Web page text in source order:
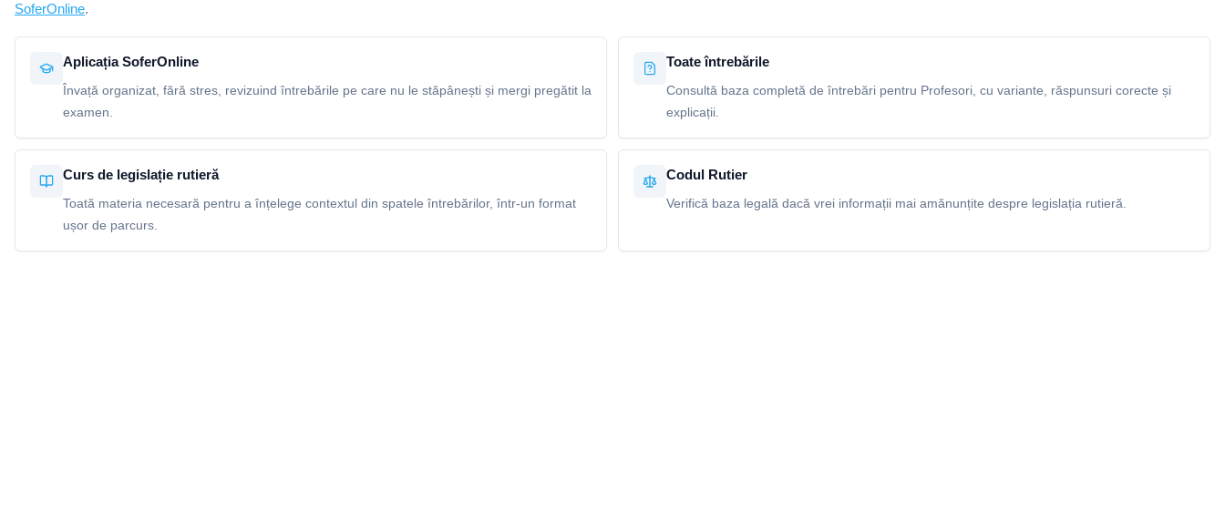
SoferOnline.
Aplicația SoferOnline
Învață organizat, fără stres, revizuind întrebările pe care nu le stăpânești și mergi pregătit la
examen.
Toate întrebările
Consultă baza completă de întrebări pentru Profesori, cu variante, răspunsuri corecte și
explicații.
Curs de legislație rutieră
Toată materia necesară pentru a înțelege contextul din spatele întrebărilor, într-un format
ușor de parcurs.
Codul Rutier
Verifică baza legală dacă vrei informații mai amănunțite despre legislația rutieră.